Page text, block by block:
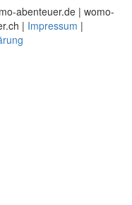
abenteuer.de | womo-
| Impressum |